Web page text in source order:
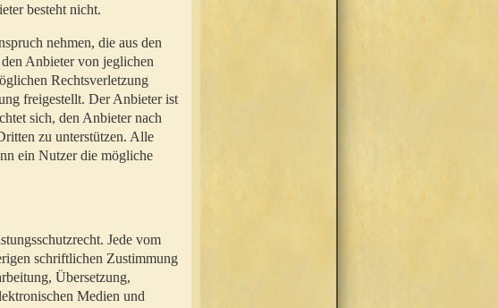
besteht nicht.
nehmen, die aus den
Anbieter von jeglichen
Rechtsverletzung
freigestellt. Der Anbieter ist
sich, den Anbieter nach
zu unterstützen. Alle
ein Nutzer die mögliche
Jede vom
schriftlichen Zustimmung
Übersetzung,
Medien und